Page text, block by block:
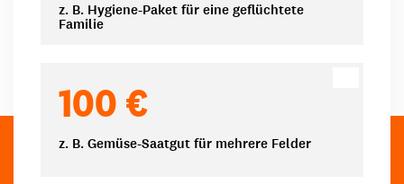
z. B. Hygiene-Paket für eine geflüchtete
Familie
100 €
z. B. Gemüse-Saatgut für mehrere Felder